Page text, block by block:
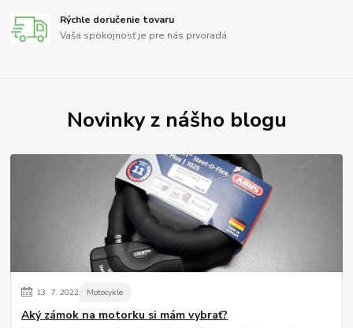
Rýchle doručenie tovaru
Vaša spokojnosť je pre nás prvoradá
Novinky z nášho blogu
13. 7. 2022 Motocykle
Aký zámok na motorku si mám vybrať?